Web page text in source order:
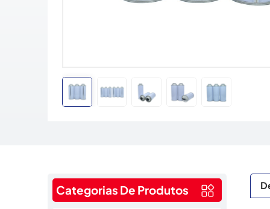
Categorias De Produtos